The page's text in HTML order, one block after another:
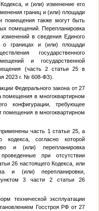
и (или) изменение его
границ и (или) площади
помещения также могут быть
помещений. Перепланировка
в сведения Единого
о границах и (или) площади
государственного
и государственной
(часть 2 статьи 25 в
2023 г. № 608-ФЗ).
Федерального закона от 27
в многоквартирном
конфигурации, требующее
помещения в многоквартирном
часть 1 статьи 25, а
согласно которой
и (или) перепланировка
при отсутствии
26 настоящего Кодекса, или
и (или) перепланировки,
3 части 2 статьи 26
технической эксплуатации
Госстроя РФ от 27